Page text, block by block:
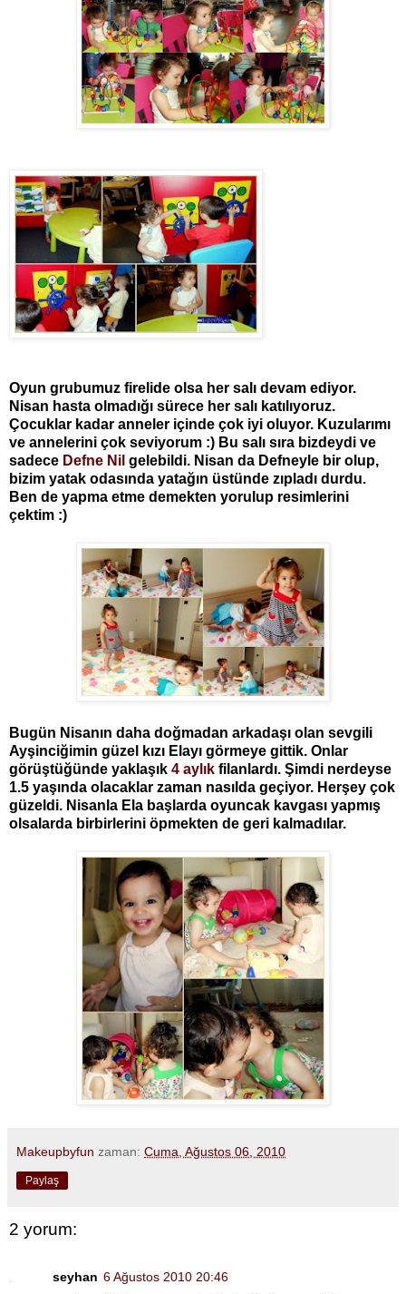
Oyun grubumuz firelide olsa her salı devam ediyor.
Nisan hasta olmadığı sürece her salı katılıyoruz.
Çocuklar kadar anneler içinde çok iyi oluyor. Kuzularımı
ve annelerini çok seviyorum :) Bu salı sıra bizdeydi ve
sadece Defne Nil gelebildi. Nisan da Defneyle bir olup,
bizim yatak odasında yatağın üstünde zıpladı durdu.
Ben de yapma etme demekten yorulup resimlerini
çektim :)
Bugün Nisanın daha doğmadan arkadaşı olan sevgili
Ayşinciğimin güzel kızı Elayı görmeye gittik. Onlar
görüştüğünde yaklaşık 4 aylık filanlardı. Şimdi nerdeyse
1.5 yaşında olacaklar zaman nasılda geçiyor. Herşey çok
güzeldi. Nisanla Ela başlarda oyuncak kavgası yapmış
olsalarda birbirlerini öpmekten de geri kalmadılar.
Makeupbyfun zaman: Cuma, Ağustos 06, 2010
Paylaş
2 yorum:
seyhan 6 Ağustos 2010 20:46